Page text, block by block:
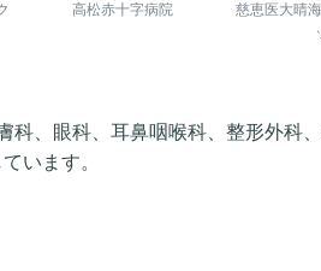
高松赤十字病院
慈恵医大晴
科、眼科、耳鼻咽喉科、整形外科
います。